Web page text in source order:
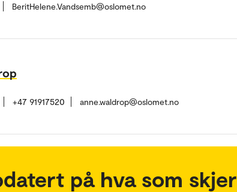
BeritHelene.Vandsemb@oslomet.no
+47 91917520 anne.waldrop@oslomet.no
på hva som skjer